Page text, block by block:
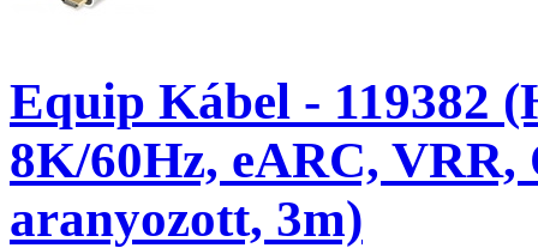
Equip Kábel - 119382
8K/60Hz, eARC,
aranyozott, 3m)